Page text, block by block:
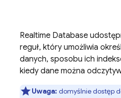
Realtime Database
reguł, który umożliwia
danych, sposobu ich
kiedy dane można
Uwaga: domyślnie dostęp